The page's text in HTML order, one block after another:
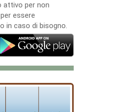
attivo per non
essere
in caso di bisogno.